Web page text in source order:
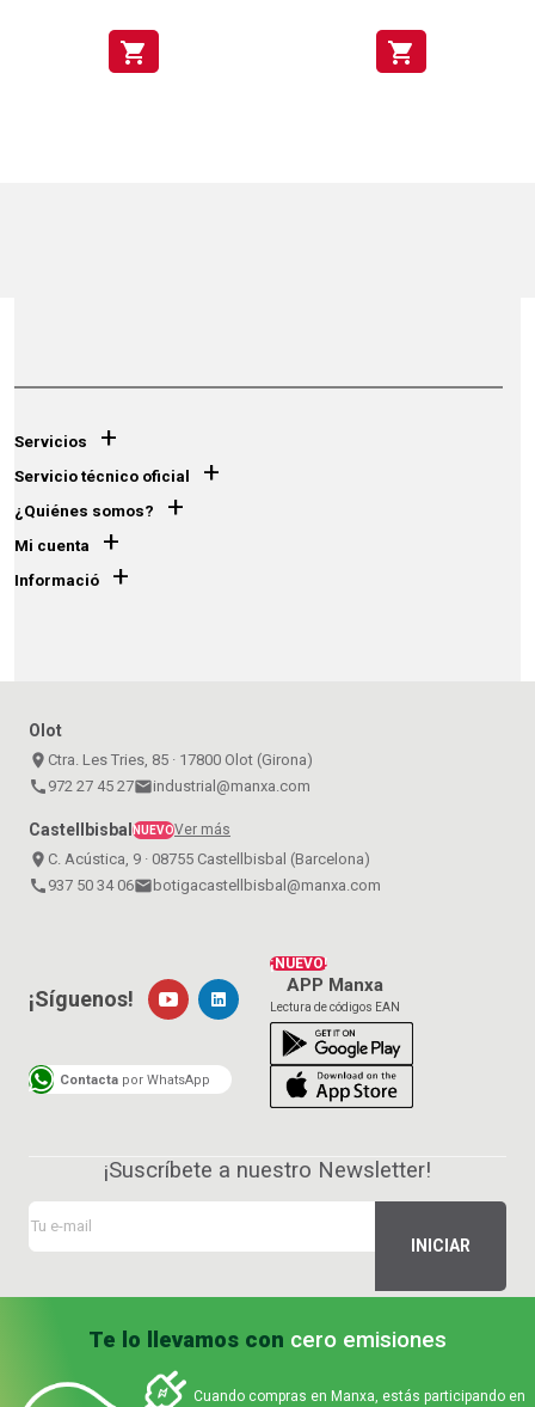
shopping_cart shopping_cart
Servicios +
Servicio técnico oficial +
¿Quiénes somos? +
Mi cuenta +
Informació +
Olot
place Ctra. Les Tries, 85 · 17800 Olot (Girona)
call 972 27 45 27emailindustrial@manxa.com
CastellbisbalNUEVOVer más
place C. Acústica, 9 · 08755 Castellbisbal (Barcelona)
call 937 50 34 06emailbotigacastellbisbal@manxa.com
¡NUEVO!
APP Manxa
Lectura de códigos EAN
¡Síguenos!
Contacta por WhatsApp
¡Suscríbete a nuestro Newsletter!
Te lo llevamos con cero emisiones
Cuando compras en Manxa, estás participando en